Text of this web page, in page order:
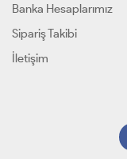
Banka Hesaplarımız
Sipariş Takibi
İletişim